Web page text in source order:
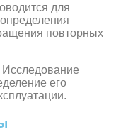
для
повторных
Исследование
его